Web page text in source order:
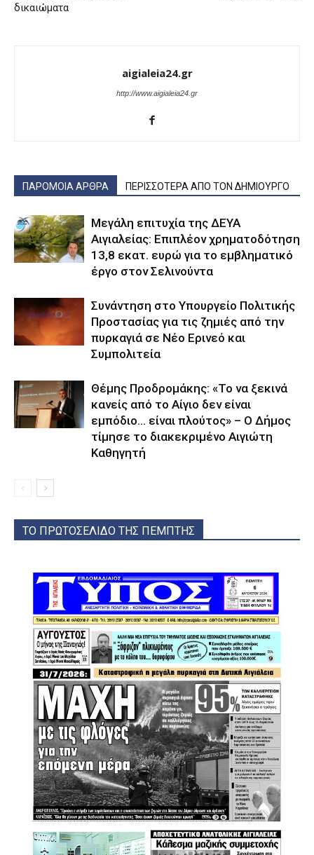
δικαιώματα
aigialeia24.gr
http://www.aigialeia24.gr
ΠΑΡΟΜΟΙΑ ΑΡΘΡΑ ΠΕΡΙΣΣΟΤΕΡΑ ΑΠΟ ΤΟΝ ΔΗΜΙΟΥΡΓΟ
Μεγάλη επιτυχία της ΔΕΥΑ
Αιγιαλείας: Επιπλέον χρηματοδότηση
13,8 εκατ. ευρώ για το εμβληματικό
έργο στον Σελινούντα
Συνάντηση στο Υπουργείο Πολιτικής
Προστασίας για τις ζημιές από την
πυρκαγιά σε Νέο Ερινεό και
Συμπολιτεία
Θέμης Προδρομάκης: «Το να ξεκινά
κανείς από το Αίγιο δεν είναι
εμπόδιο… είναι πλούτος» – O Δήμος
τίμησε το διακεκριμένο Αιγιώτη
Καθηγητή
ΤΟ ΠΡΩΤΟΣΕΛΙΔΟ ΤΗΣ ΠΕΜΠΤΗΣ